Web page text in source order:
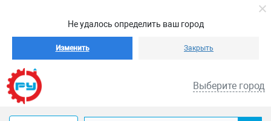
Не удалось определить ваш город
Изменить Закрыть
Выберите город